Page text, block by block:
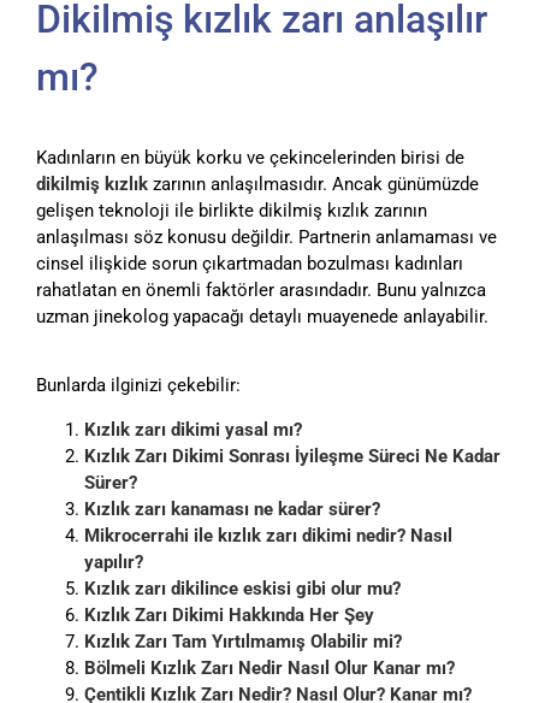
Dikilmiş kızlık zarı anlaşılır
mı?
Kadınların en büyük korku ve çekincelerinden birisi de
dikilmiş kızlık zarının anlaşılmasıdır. Ancak günümüzde
gelişen teknoloji ile birlikte dikilmiş kızlık zarının
anlaşılması söz konusu değildir. Partnerin anlamaması ve
cinsel ilişkide sorun çıkartmadan bozulması kadınları
rahatlatan en önemli faktörler arasındadır. Bunu yalnızca
uzman jinekolog yapacağı detaylı muayenede anlayabilir.
Bunlarda ilginizi çekebilir:
Kızlık zarı dikimi yasal mı?
Kızlık Zarı Dikimi Sonrası İyileşme Süreci Ne Kadar
Sürer?
Kızlık zarı kanaması ne kadar sürer?
Mikrocerrahi ile kızlık zarı dikimi nedir? Nasıl
yapılır?
Kızlık zarı dikilince eskisi gibi olur mu?
Kızlık Zarı Dikimi Hakkında Her Şey
Kızlık Zarı Tam Yırtılmamış Olabilir mi?
Bölmeli Kızlık Zarı Nedir Nasıl Olur Kanar mı?
Çentikli Kızlık Zarı Nedir? Nasıl Olur? Kanar mı?